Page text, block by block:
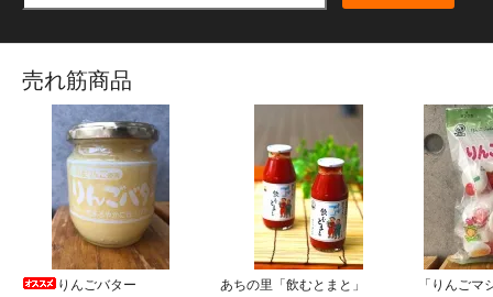
売れ筋商品
りんごバター
あちの里「飲むとまと」
「りんごマ